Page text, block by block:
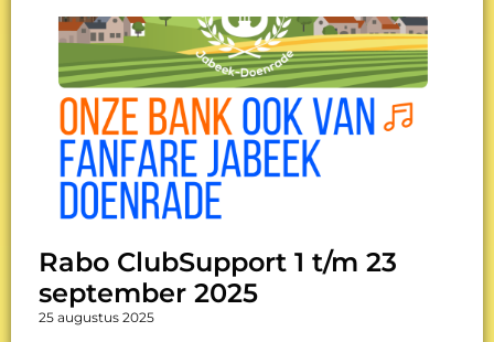
Rabo ClubSupport 1 t/m 23
september 2025
25 augustus 2025